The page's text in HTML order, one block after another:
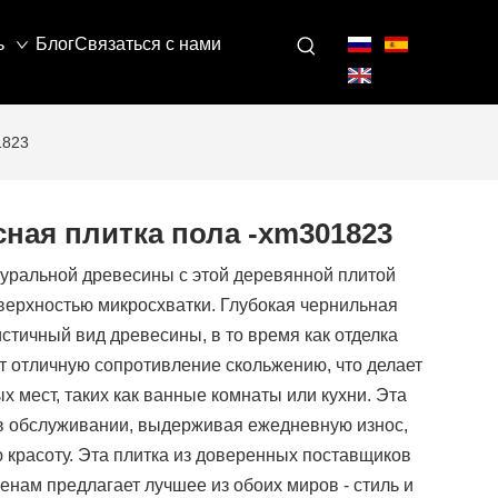
БлогСвязаться с нами
плитка пола -xm301823
древесины с этой деревянной плитой
микросхватки. Глубокая чернильная
вид древесины, в то время как отделка
отличную сопротивление скольжению, что делает
мест, таких как ванные комнаты или кухни. Эта
обслуживании, выдерживая ежедневную износ,
Эта плитка из доверенных поставщиков
предлагает лучшее из обоих миров - стиль и